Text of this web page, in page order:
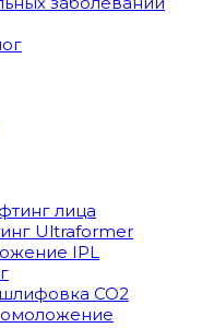
лица
Ultraformer
IPL
СО2